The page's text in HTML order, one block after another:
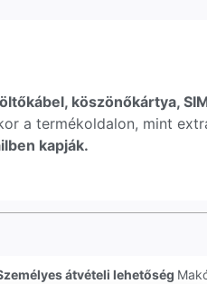
köszönőkártya,
a termékoldalon, mint
kapják.
átvételi lehetőség